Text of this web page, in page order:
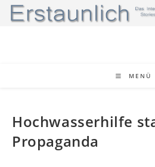
MENÜ
Hochwasserhilfe
Propaganda